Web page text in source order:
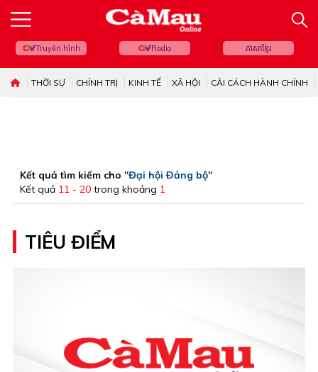
Truyền hình Radio ភាសាខ្មែរ
THỜI SỰ CHÍNH TRỊ KINH TẾ XÃ HỘI CẢI CÁCH HÀNH CHÍNH
Kết quả tìm kiếm cho "Đại hội Ðảng bộ"
Kết quả 11 - 20 trong khoảng 1
TIÊU ĐIỂM